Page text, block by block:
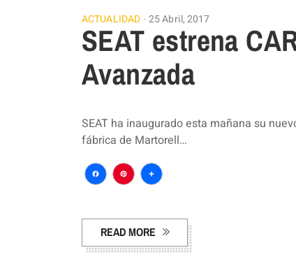
ACTUALIDAD 25 Abril, 2017
SEAT estrena
Avanzada
SEAT ha inaugurado esta mañana su
fábrica de Martorell…
Facebook
Pinterest
Compartir
READ MORE